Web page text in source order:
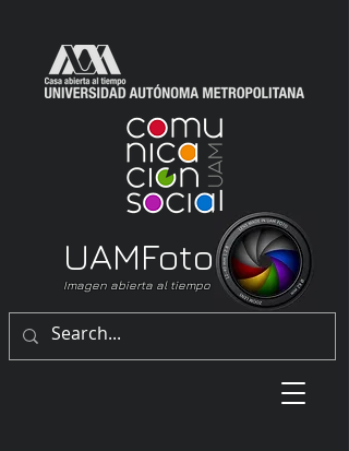
Imagen abierta al tiempo
UAMFoto